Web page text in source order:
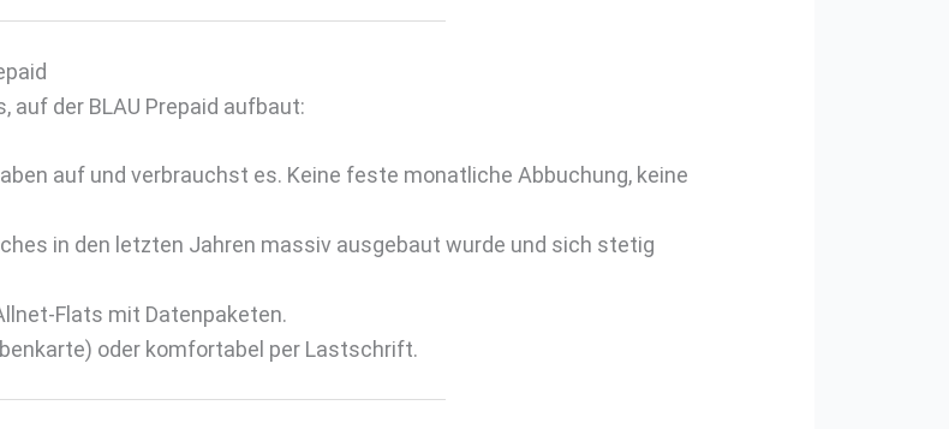
auf der BLAU Prepaid aufbaut:
auf und verbrauchst es. Keine feste monatliche Abbuchung, keine
in den letzten Jahren massiv ausgebaut wurde und sich stetig
Flats mit Datenpaketen.
oder komfortabel per Lastschrift.